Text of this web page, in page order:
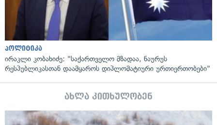
პოლიტიკა
ირაკლი კობახიძე: "საქართველო მზადაა, ნაურუს
რესპუბლიკასთან დაამყაროს დიპლომატიური ურთიერთობები"
ახლა კითხულობენ